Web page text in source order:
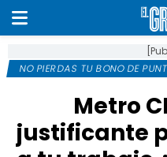
NO PIERDAS TU BONO DE
Metro
justificante